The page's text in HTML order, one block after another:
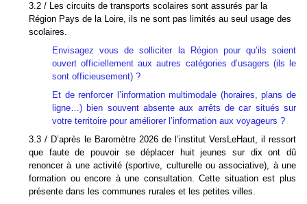
3.2 / Les circuits de transports scolaires sont assurés par la
Région Pays de la Loire, ils ne sont pas limités au seul usage des
scolaires.
Envisagez vous de solliciter la Région pour qu’ils soient
ouvert officiellement aux autres catégories d’usagers (ils le
sont officieusement) ?
Et de renforcer l’information multimodale (horaires, plans de
ligne…) bien souvent absente aux arrêts de car situés sur
votre territoire pour améliorer l’information aux voyageurs ?
3.3 / D’après le Baromètre 2026 de l’institut VersLeHaut, il ressort
que faute de pouvoir se déplacer huit jeunes sur dix ont dû
renoncer à une activité (sportive, culturelle ou associative), à une
formation ou encore à une consultation. Cette situation est plus
présente dans les communes rurales et les petites villes.